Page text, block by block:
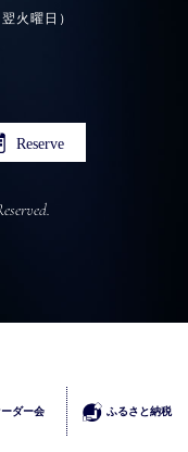
火曜日）
Reserve
ふるさとチョイス
ーダー会 ふるさと納税